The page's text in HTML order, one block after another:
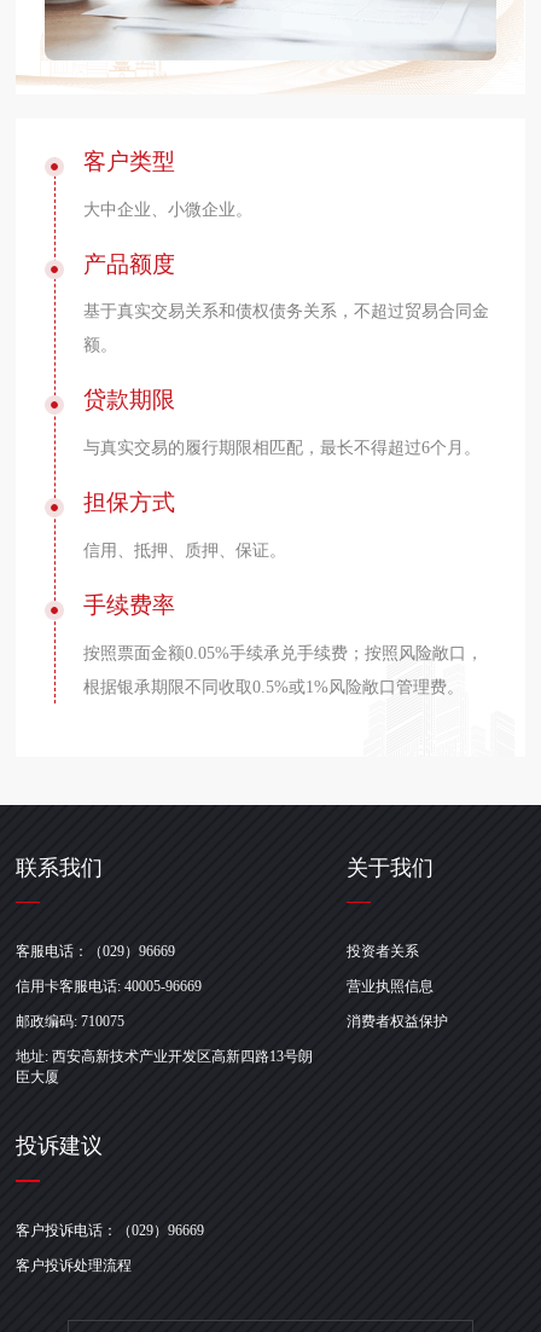
​客户类型
大中企业、小微企业。
产品额度
基于真实交易关系和债权债务关系，不超过贸易合同金
额。
贷款期限
与真实交易的履行期限相匹配，最长不得超过6个月。
担保方式
信用、抵押、质押、保证。
手续费率
按照票面金额0.05%手续承兑手续费；按照风险敞口，
根据银承期限不同收取0.5%或1%风险敞口管理费。
联系我们
客服电话：（029）96669
信用卡客服电话: 40005-96669
邮政编码: 710075
地址: 西安高新技术产业开发区高新四路13号朗
臣大厦
关于我们
投资者关系
营业执照信息
消费者权益保护
投诉建议
客户投诉电话：（029）96669
客户投诉处理流程